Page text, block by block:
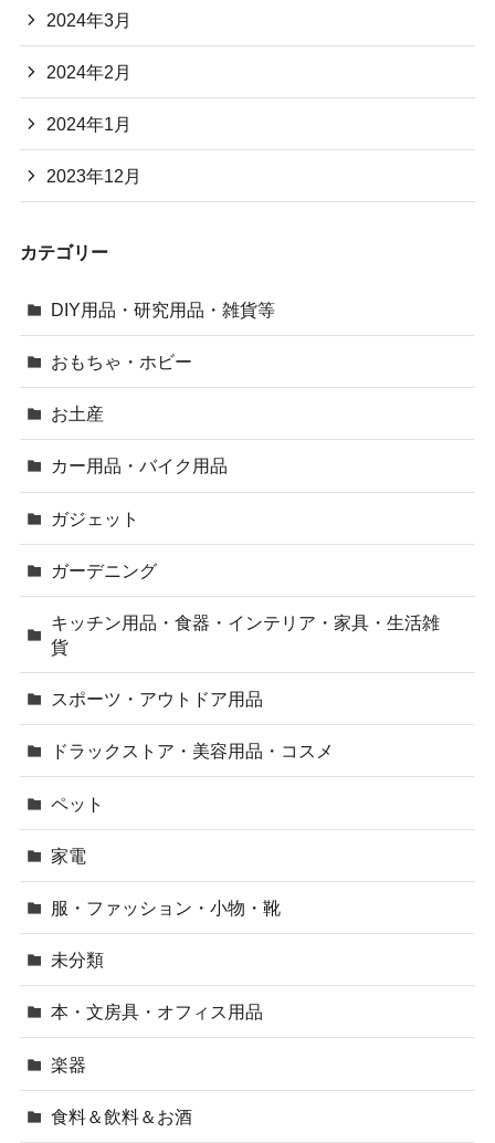
2024年3月
2024年2月
2024年1月
2023年12月
カテゴリー
DIY用品・研究用品・雑貨等
おもちゃ・ホビー
お土産
カー用品・バイク用品
ガジェット
ガーデニング
キッチン用品・食器・インテリア・家具・生活雑
貨
スポーツ・アウトドア用品
ドラックストア・美容用品・コスメ
ペット
家電
服・ファッション・小物・靴
未分類
本・文房具・オフィス用品
楽器
食料＆飲料＆お酒